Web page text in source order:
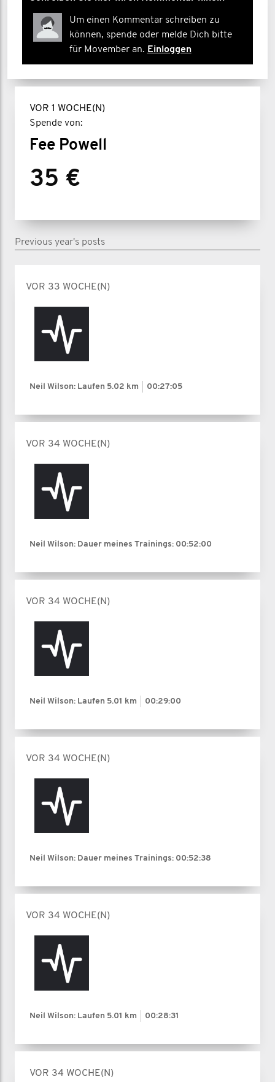
Um einen Kommentar schreiben zu
können, spende oder melde Dich bitte
für Movember an. Einloggen
VOR 1 WOCHE(N)
Spende von:
Fee Powell
35 €
Previous year's posts
VOR 33 WOCHE(N)
Neil Wilson: Laufen 5.02 km 00:27:05
VOR 34 WOCHE(N)
Neil Wilson: Dauer meines Trainings: 00:52:00
VOR 34 WOCHE(N)
Neil Wilson: Laufen 5.01 km 00:29:00
VOR 34 WOCHE(N)
Neil Wilson: Dauer meines Trainings: 00:52:38
VOR 34 WOCHE(N)
Neil Wilson: Laufen 5.01 km 00:28:31
VOR 34 WOCHE(N)